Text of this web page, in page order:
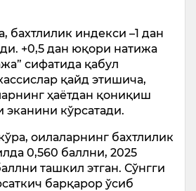
бахтлилик индекси –1 дан
+0,5 дан юқори натижа
сифатида қабул
қайд этишича,
ҳаётдан қониқиш
кўрсатади.
оилаларнинг бахтлилик
0,560 баллни, 2025
ташкил этган. Сўнгги
барқарор ўсиб